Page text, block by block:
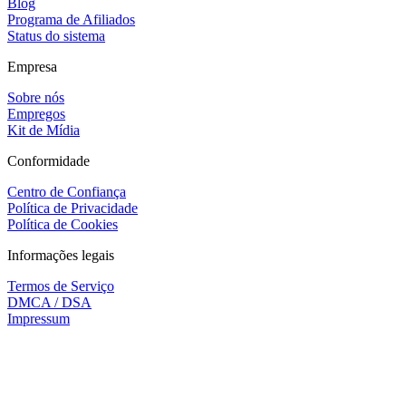
Programa de Afiliados
Status do sistema
Empresa
Sobre nós
Empregos
Kit de Mídia
Conformidade
Centro de Confiança
Política de Privacidade
Política de Cookies
Informações legais
Termos de Serviço
DMCA / DSA
Impressum